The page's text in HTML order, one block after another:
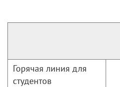
Горячая линия для
студентов